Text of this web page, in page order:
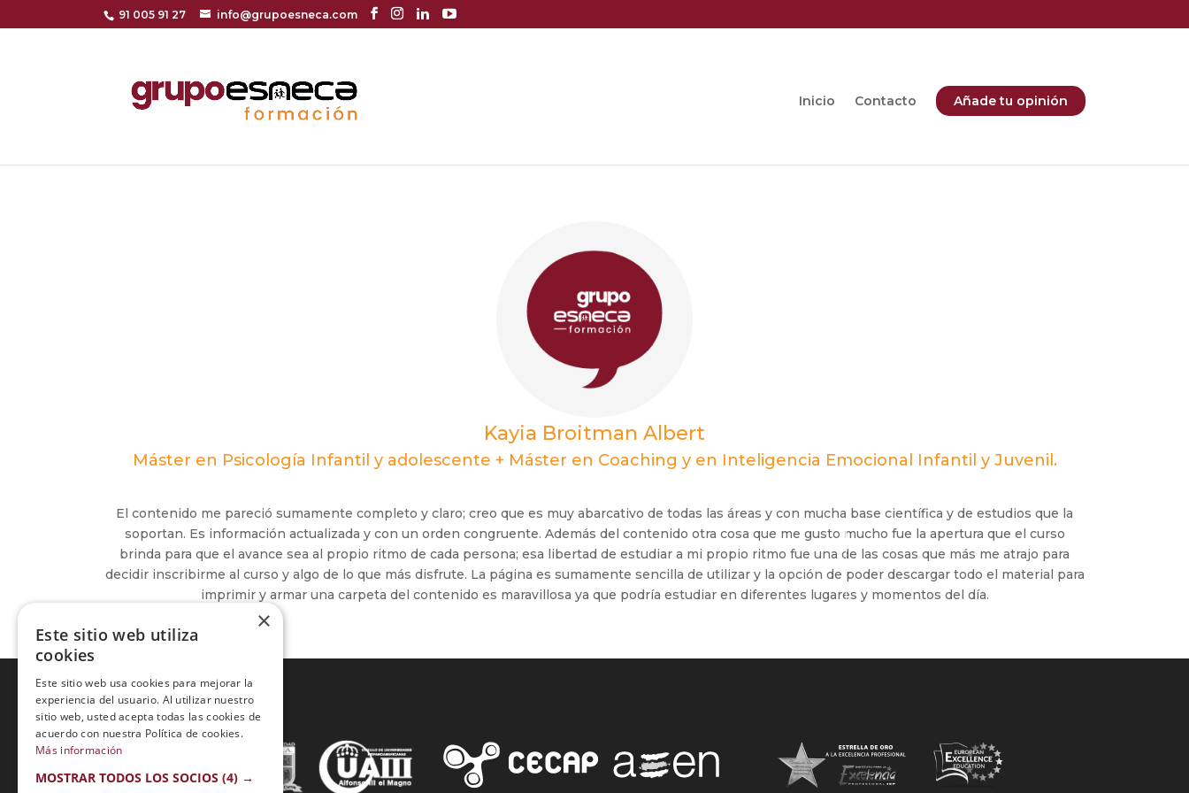
91 005 91 27 info@grupoesneca.com
Inicio Contacto Añade tu opinión
Kayia Broitman Albert
Máster en Psicología Infantil y adolescente + Máster en Coaching y en Inteligencia Emocional Infantil y Juvenil.
El contenido me pareció sumamente completo y claro; creo que es muy abarcativo de todas las áreas y con mucha base científica y de estudios que la
soportan. Es información actualizada y con un orden congruente. Además del contenido otra cosa que me gusto mucho fue la apertura que el curso
brinda para que el avance sea al propio ritmo de cada persona; esa libertad de estudiar a mi propio ritmo fue una de las cosas que más me atrajo para
decidir inscribirme al curso y algo de lo que más disfrute. La página es sumamente sencilla de utilizar y la opción de poder descargar todo el material para
imprimir y armar una carpeta del contenido es maravillosa ya que podría estudiar en diferentes lugares y momentos del día.
Acreditaciones:
×
Este sitio web utiliza
cookies
Este sitio web usa cookies para mejorar la
experiencia del usuario. Al utilizar nuestro
sitio web, usted acepta todas las cookies de
acuerdo con nuestra Política de cookies.
Más información
MOSTRAR TODOS LOS SOCIOS (4) →